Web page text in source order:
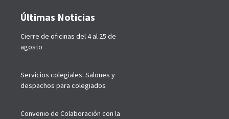
p
Últimas Noticias
Cierre de oficinas del 4 al 25 de
agosto
Servicios colegiales. Salones y
despachos para colegiados
Convenio de Colaboración con la